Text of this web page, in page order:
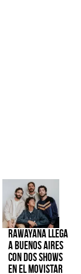
Rawayana llega
a Buenos Aires
con dos shows
en el Movistar